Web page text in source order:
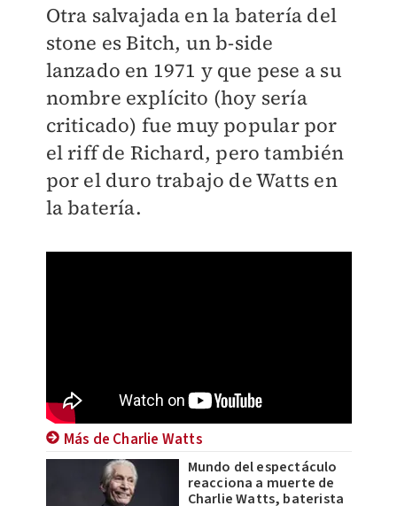
Otra salvajada en la batería del
stone es Bitch, un b-side
lanzado en 1971 y que pese a su
nombre explícito (hoy sería
criticado) fue muy popular por
el riff de Richard, pero también
por el duro trabajo de Watts en
la batería.
Más de Charlie Watts
Mundo del espectáculo
reacciona a muerte de
Charlie Watts, baterista